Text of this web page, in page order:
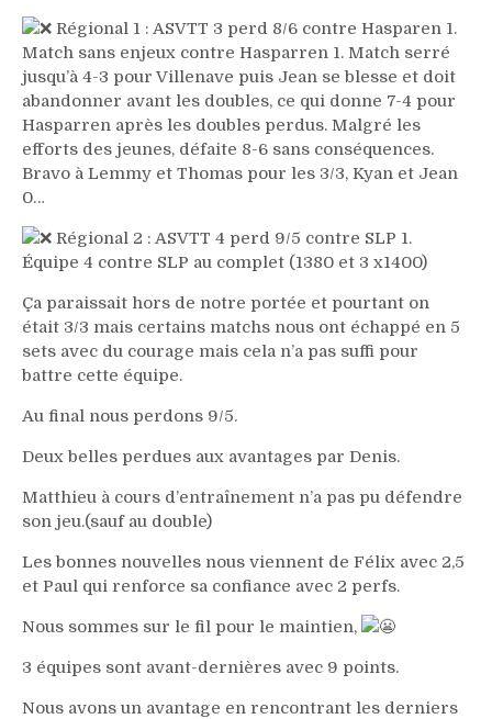
Régional 1 : ASVTT 3 perd 8/6 contre Hasparen 1.
Match sans enjeux contre Hasparren 1. Match serré
jusqu’à 4-3 pour Villenave puis Jean se blesse et doit
abandonner avant les doubles, ce qui donne 7-4 pour
Hasparren après les doubles perdus. Malgré les
efforts des jeunes, défaite 8-6 sans conséquences.
Bravo à Lemmy et Thomas pour les 3/3, Kyan et Jean
0…
Régional 2 : ASVTT 4 perd 9/5 contre SLP 1.
Équipe 4 contre SLP au complet (1380 et 3 x1400)
Ça paraissait hors de notre portée et pourtant on
était 3/3 mais certains matchs nous ont échappé en 5
sets avec du courage mais cela n’a pas suffi pour
battre cette équipe.
Au final nous perdons 9/5.
Deux belles perdues aux avantages par Denis.
Matthieu à cours d’entraînement n’a pas pu défendre
son jeu.(sauf au double)
Les bonnes nouvelles nous viennent de Félix avec 2,5
et Paul qui renforce sa confiance avec 2 perfs.
Nous sommes sur le fil pour le maintien,
3 équipes sont avant-dernières avec 9 points.
Nous avons un avantage en rencontrant les derniers